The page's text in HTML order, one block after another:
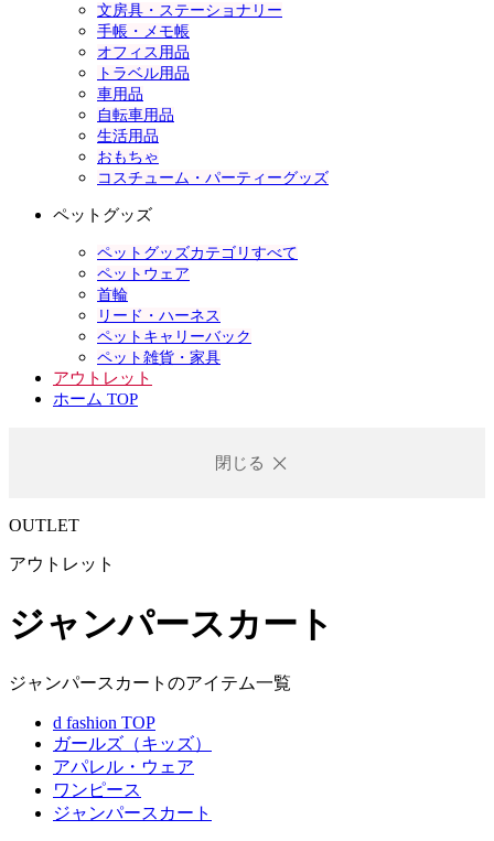
文房具・ステーショナリー
手帳・メモ帳
オフィス用品
トラベル用品
車用品
自転車用品
生活用品
おもちゃ
コスチューム・パーティーグッズ
ペットグッズ
ペットグッズカテゴリすべて
ペットウェア
首輪
リード・ハーネス
ペットキャリーバック
ペット雑貨・家具
アウトレット
ホーム TOP
閉じる
OUTLET
アウトレット
ジャンパースカート
ジャンパースカートのアイテム一覧
d fashion TOP
ガールズ（キッズ）
アパレル・ウェア
ワンピース
ジャンパースカート